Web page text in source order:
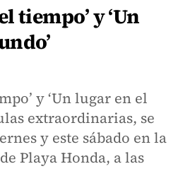
tiempo’ y ‘Un
y ‘Un lugar en el
extraordinarias, se
y este sábado en la
Playa Honda, a las